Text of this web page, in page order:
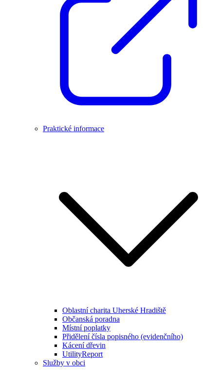
Praktické informace
Oblastní charita Uherské Hradiště
Občanská poradna
Místní poplatky
Přidělení čísla popisného (evidenčního)
Kácení dřevin
UtilityReport
Služby v obci